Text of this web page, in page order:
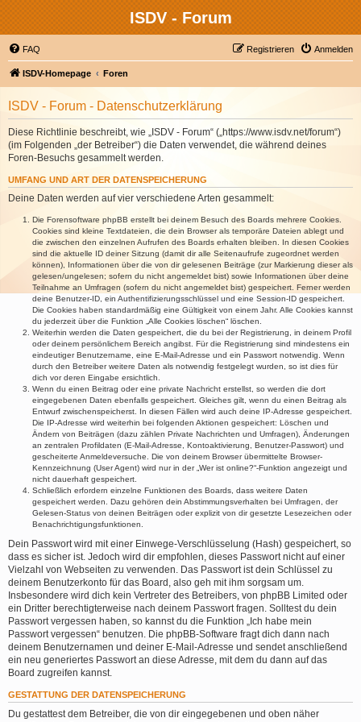
ISDV - Forum
FAQ Anmelden
Registrieren
ISDV-Homepage Foren
ISDV - Forum - Datenschutzerklärung
Diese Richtlinie beschreibt, wie „ISDV - Forum“ („https://www.isdv.net/forum“)
(im Folgenden „der Betreiber“) die Daten verwendet, die während deines
Foren-Besuchs gesammelt werden.
UMFANG UND ART DER DATENSPEICHERUNG
Deine Daten werden auf vier verschiedene Arten gesammelt:
Die Forensoftware phpBB erstellt bei deinem Besuch des Boards mehrere Cookies.
Cookies sind kleine Textdateien, die dein Browser als temporäre Dateien ablegt und
die zwischen den einzelnen Aufrufen des Boards erhalten bleiben. In diesen Cookies
sind die aktuelle ID deiner Sitzung (damit dir alle Seitenaufrufe zugeordnet werden
können), Informationen über die von dir gelesenen Beiträge (zur Markierung dieser als
gelesen/ungelesen; sofern du nicht angemeldet bist) sowie Informationen über deine
Teilnahme an Umfragen (sofern du nicht angemeldet bist) gespeichert. Ferner werden
deine Benutzer-ID, ein Authentifizierungsschlüssel und eine Session-ID gespeichert.
Die Cookies haben standardmäßig eine Gültigkeit von einem Jahr. Alle Cookies kannst
du jederzeit über die Funktion „Alle Cookies löschen“ löschen.
Weiterhin werden die Daten gespeichert, die du bei der Registrierung, in deinem Profil
oder deinem persönlichem Bereich angibst. Für die Registrierung sind mindestens ein
eindeutiger Benutzername, eine E-Mail-Adresse und ein Passwort notwendig. Wenn
durch den Betreiber weitere Daten als notwendig festgelegt wurden, so ist dies für
dich vor deren Eingabe ersichtlich.
Wenn du einen Beitrag oder eine private Nachricht erstellst, so werden die dort
eingegebenen Daten ebenfalls gespeichert. Gleiches gilt, wenn du einen Beitrag als
Entwurf zwischenspeicherst. In diesen Fällen wird auch deine IP-Adresse gespeichert.
Die IP-Adresse wird weiterhin bei folgenden Aktionen gespeichert: Löschen und
Ändern von Beiträgen (dazu zählen Private Nachrichten und Umfragen), Änderungen
an zentralen Profildaten (E-Mail-Adresse, Kontoaktivierung, Benutzer-Passwort) und
gescheiterte Anmeldeversuche. Die von deinem Browser übermittelte Browser-
Kennzeichnung (User Agent) wird nur in der „Wer ist online?“-Funktion angezeigt und
nicht dauerhaft gespeichert.
Schließlich erfordern einzelne Funktionen des Boards, dass weitere Daten
gespeichert werden. Dazu gehören dein Abstimmungsverhalten bei Umfragen, der
Gelesen-Status von deinen Beiträgen oder explizit von dir gesetzte Lesezeichen oder
Benachrichtigungsfunktionen.
Dein Passwort wird mit einer Einwege-Verschlüsselung (Hash) gespeichert, so
dass es sicher ist. Jedoch wird dir empfohlen, dieses Passwort nicht auf einer
Vielzahl von Webseiten zu verwenden. Das Passwort ist dein Schlüssel zu
deinem Benutzerkonto für das Board, also geh mit ihm sorgsam um.
Insbesondere wird dich kein Vertreter des Betreibers, von phpBB Limited oder
ein Dritter berechtigterweise nach deinem Passwort fragen. Solltest du dein
Passwort vergessen haben, so kannst du die Funktion „Ich habe mein
Passwort vergessen“ benutzen. Die phpBB-Software fragt dich dann nach
deinem Benutzernamen und deiner E-Mail-Adresse und sendet anschließend
ein neu generiertes Passwort an diese Adresse, mit dem du dann auf das
Board zugreifen kannst.
GESTATTUNG DER DATENSPEICHERUNG
Du gestattest dem Betreiber, die von dir eingegebenen und oben näher